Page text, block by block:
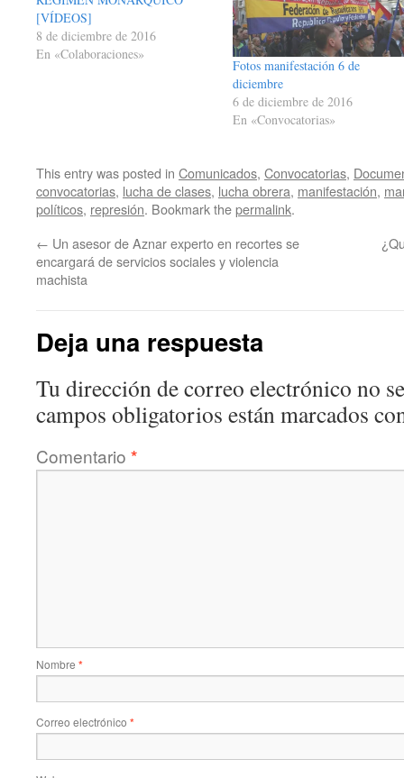
[VÍDEOS]
8 de diciembre de 2016
En «Colaboraciones»
Fotos manifestación 6 de
diciembre
6 de diciembre de 2016
En «Convocatorias»
This entry was posted in Comunicados, Convocatorias,
convocatorias, lucha de clases, lucha obrera, manifestación,
políticos, represión. Bookmark thepermalink.
← Un asesor de Aznar experto en recortes se
encargará de servicios sociales y violencia
machista
Deja una respuesta
Tu dirección de correo electrónico no
campos obligatorios están marcados
Comentario *
Nombre *
Correo electrónico *